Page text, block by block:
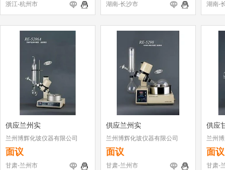
浙江-杭州市 湖南-长沙市 湖南-
供应兰州实
兰州博辉化玻仪器有限公司
面议
甘肃-兰州市
供应兰州实
兰州博辉化玻仪器有限公司
面议
甘肃-兰州市
供应
兰州
面议
甘肃-